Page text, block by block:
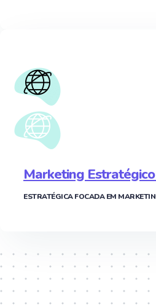
Marketing Estratégico
ESTRATÉGICA FOCADA EM